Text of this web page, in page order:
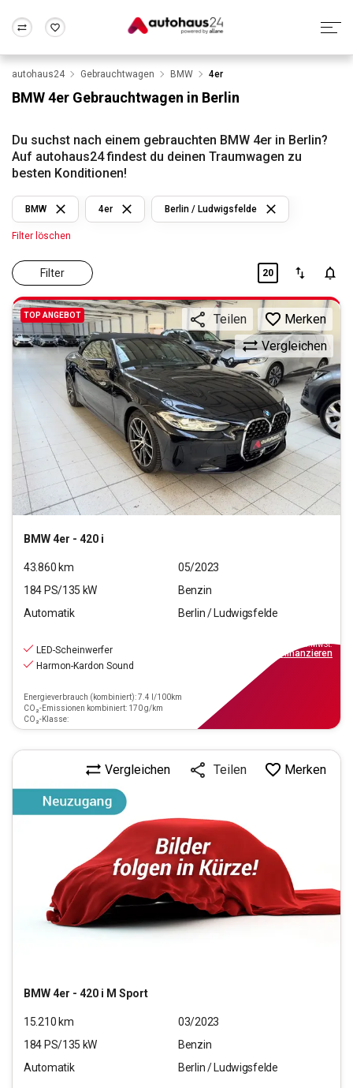
Wir bewerten dein Auto
Alle Fragen & Antworten
Rund um die Inzahlungnahme
Frankfurt Wuppertal
autohaus24 Gebrauchtwagen BMW 4er
BMW 4er Gebrauchtwagen in Berlin
Du suchst nach einem gebrauchten BMW 4er in Berlin?
Auf autohaus24 findest du deinen Traumwagen zu
besten Konditionen!
Filter
BMW 4er Berlin / Ludwigsfelde
Filter löschen
20
TOP ANGEBOT
BMW4er - 420 i
Vergleichen
Teilen Merken
43.860 km
05/2023
184 PS/135 kW
Benzin
Automatik
Berlin / Ludwigsfelde
LED-Scheinwerfer
Harmon-Kardon Sound
Energieverbrauch (kombiniert): 7.4 l/100km
CO₂-Emissionen kombiniert: 170 g/km
CO₂-Klasse:
inkl.MwSt.
finanzieren
BMW4er - 420 i M Sport
Vergleichen Teilen Merken
15.210 km
03/2023
184 PS/135 kW
Benzin
Automatik
Berlin / Ludwigsfelde